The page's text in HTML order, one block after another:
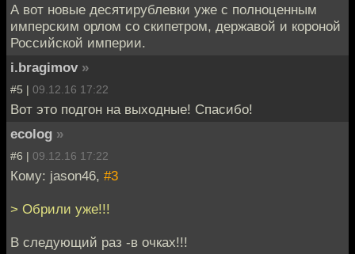
А вот новые десятирублевки уже с полноценным
имперским орлом со скипетром, державой и короной
Российской империи.
i.bragimov »
#5 | 09.12.16 17:22
Вот это подгон на выходные! Спасибо!
ecolog »
#6 | 09.12.16 17:22
Кому: jason46, #3
> Обрили уже!!!
В следующий раз -в очках!!!